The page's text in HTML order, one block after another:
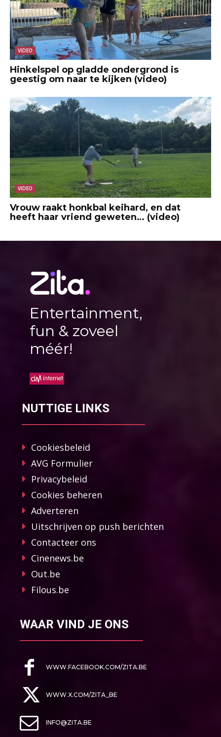
VIDEO
Hinkelspel op gladde ondergrond is
geestig om naar te kijken (video)
VIDEO
Vrouw raakt honkbal keihard, en dat
heeft haar vriend geweten… (video)
Entertainment,
fun & zoveel
méér!
NUTTIGE LINKS
Cookiesbeleid
AVG Formulier
Privacybeleid
Cookies beheren
Adverteren
Uitschrijven op push berichten
Contacteer ons
Cinenews.be
Out.be
Filous.be
WAAR VIND JE ONS
WWW.FACEBOOK.COM/ZITA.BE
WWW.X.COM/ZITA_BE
INFO@ZITA.BE